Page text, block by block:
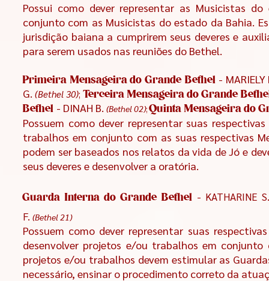
Possui como dever representar as Musicistas
conjunto com as Musicistas do estado da Bahia.
jurisdição baiana a cumprirem seus deveres e
para serem usados nas reuniões do Bethel.
Primeira Mensageira do Grande Bethel -
G.(Bethel 30);Terceira Mensageira do Grande
Bethel - DINAH B. (Bethel 02);Quinta Mensageira do
Possuem como dever representar suas
trabalhos em conjunto com as suas respectivas
podem ser baseados nos relatos da vida de Jó e
seus deveres e desenvolver a oratória.
Guarda Interna do Grande Bethel - KATHARINE S
F. (Bethel 21)
Possuem como dever representar suas
desenvolver projetos e/ou trabalhos em
projetos e/ou trabalhos devem estimular as
necessário, ensinar o procedimento correto da